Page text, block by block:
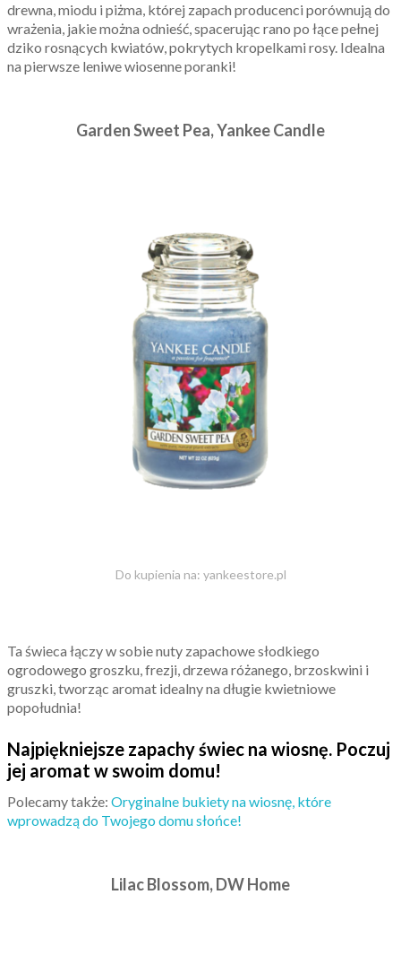
drewna, miodu i piżma, której zapach producenci porównują do
wrażenia, jakie można odnieść, spacerując rano po łące pełnej
dziko rosnących kwiatów, pokrytych kropelkami rosy. Idealna
na pierwsze leniwe wiosenne poranki!
Garden Sweet Pea, Yankee Candle
Do kupienia na: yankeestore.pl
Ta świeca łączy w sobie nuty zapachowe słodkiego
ogrodowego groszku, frezji, drzewa różanego, brzoskwini i
gruszki, tworząc aromat idealny na długie kwietniowe
popołudnia!
Najpiękniejsze zapachy świec na wiosnę. Poczuj
jej aromat w swoim domu!
Polecamy także: Oryginalne bukiety na wiosnę, które
wprowadzą do Twojego domu słońce!
Lilac Blossom, DW Home